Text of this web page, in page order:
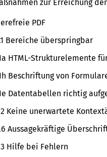
zur Erreichung
PDF
Bereiche überspringbar
HTML-Strukturelemente
Beschriftung von
Datentabellen richtig
Keine unerwartete
Aussagekräftige
Hilfe bei Fehlern